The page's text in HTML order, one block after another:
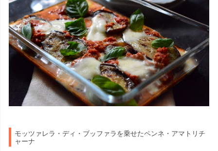
モッツァレラ・ディ・ブッファラを乗せたペンネ・アマトリチ
ャーナ